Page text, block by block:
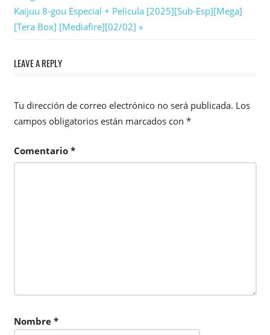
de
entradas
Next
Post:
Kaijuu 8-gou Especial + Pelicula [2025][Sub-Esp][Mega]
[Tera Box] [Mediafire][02/02]
LEAVE A REPLY
Tu dirección de correo electrónico no será publicada. Los
campos obligatorios están marcados con *
Comentario *
Nombre *